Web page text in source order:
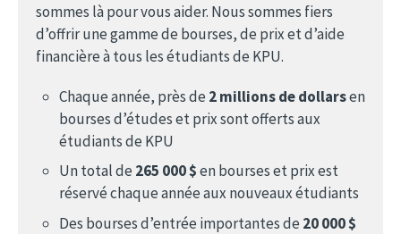
sommes là pour vous aider. Nous sommes fiers
d’offrir une gamme de bourses, de prix et d’aide
financière à tous les étudiants de KPU.
Chaque année, près de 2 millions de dollarsen
bourses d’études et prix sont offerts aux
étudiants de KPU
Un total de 265 000 $en bourses et prix est
réservé chaque année aux nouveaux étudiants
Des bourses d’entrée importantes de 20 000 $